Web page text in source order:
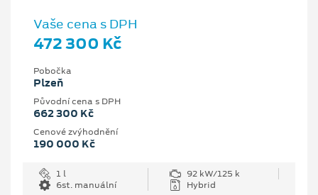
Vaše cena s DPH
472 300 Kč
Pobočka
Plzeň
Původní cena s DPH
662 300 Kč
Cenové zvýhodnění
190 000 Kč
1 l
92 kW/125 k
6st. manuální
Hybrid